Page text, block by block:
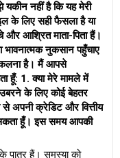
भुगतान पहले करें।
वाले ऋण का भुगतान पहले
है, लेकिन जेल नहीं जाती।
नहीं है कि यह मेरी
के लिए सही फैसला है या
और आश्रित माता-पिता हैं।
भावनात्मक नुकसान पहुँचाए
है। मैं आपसे
हूँ: 1. क्या मेरे मामले में
के लिए कोई बेहतर
अपनी क्रेडिट और वित्तीय
हूँ। इस समय आपकी
पात्र हैं। समस्या को